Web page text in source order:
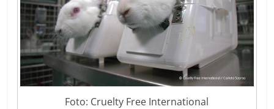
Foto: Cruelty Free International